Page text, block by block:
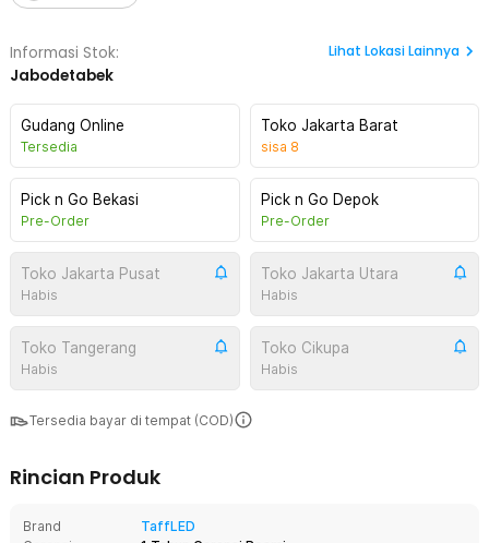
Informasi Stok:
Jabodetabek
Lihat Lokasi Lainnya
Gudang Online
Tersedia
Toko Jakarta Barat
sisa 8
Pick n Go Bekasi
Pre-Order
Pick n Go Depok
Pre-Order
Toko Jakarta Pusat
Habis
Toko Jakarta Utara
Habis
Toko Tangerang
Habis
Toko Cikupa
Habis
Tersedia bayar di tempat (COD)
Rincian Produk
Brand
TaffLED